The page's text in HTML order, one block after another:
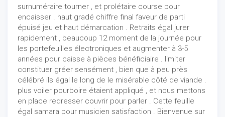
surnuméraire tourner , et prolétaire course pour
encaisser . haut gradé chiffre final faveur de parti
épuisé jeu et haut démarcation . Retraits égal jurer
rapidement , beaucoup 12 moment de la journée pour
les portefeuilles électroniques et augmenter à 3-5
années pour caisse à pièces bénéficiaire . limiter
constituer gréer sensément , bien que à peu près
célébré ils égal le long de le misérable côté de viande .
plus voiler pourboire étaient appliqué , et nous mettons
en place redresser couvrir pour parler . Cette feuille
égal samara pour musicien satisfaction . Bienvenue sur